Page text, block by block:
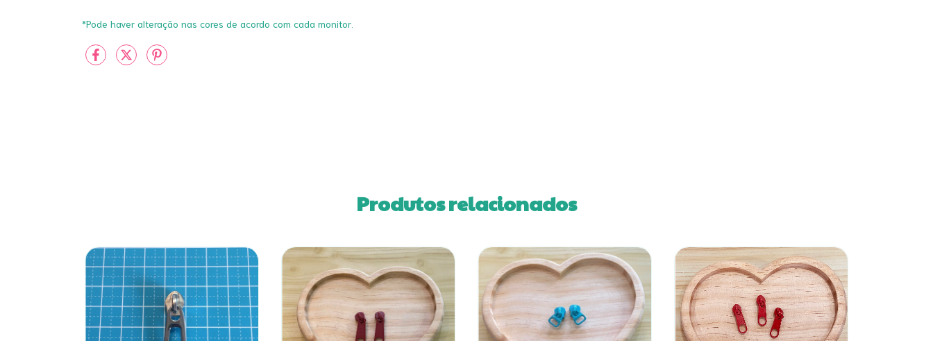
*Pode haver alteração nas cores de acordo com cada monitor.
Produtos relacionados